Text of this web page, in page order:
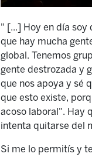
" [...] Hoy en día soy
que hay mucha
global. Tenemos
gente destrozada y
que nos apoya y sé
que esto existe,
acoso laboral". Hay
intenta quitarse del
Si me lo permitís y